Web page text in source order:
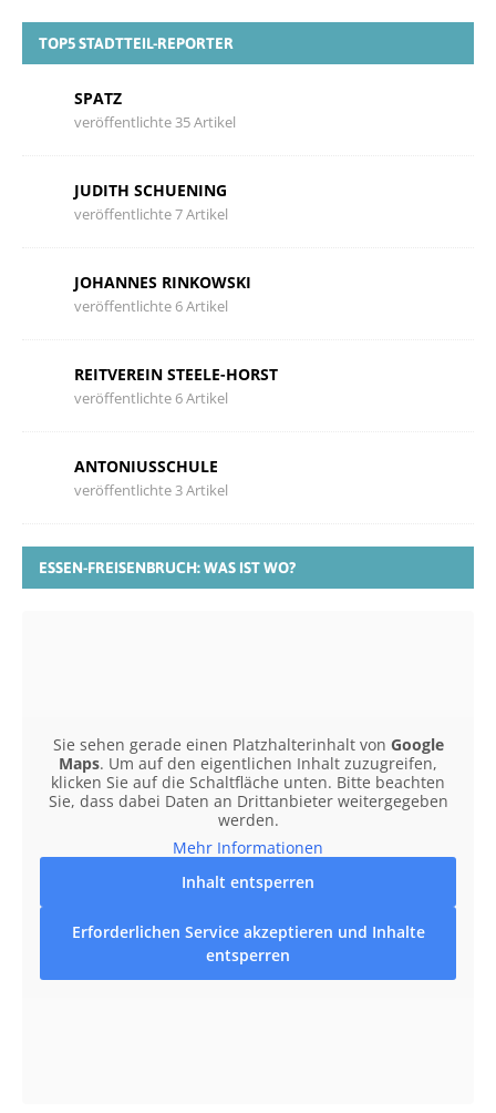
TOP5 STADTTEIL-REPORTER
SPATZ
veröffentlichte 35 Artikel
JUDITH SCHUENING
veröffentlichte 7 Artikel
JOHANNES RINKOWSKI
veröffentlichte 6 Artikel
REITVEREIN STEELE-HORST
veröffentlichte 6 Artikel
ANTONIUSSCHULE
veröffentlichte 3 Artikel
ESSEN-FREISENBRUCH: WAS IST WO?
Sie sehen gerade einen Platzhalterinhalt von Google
Maps. Um auf den eigentlichen Inhalt zuzugreifen,
klicken Sie auf die Schaltfläche unten. Bitte beachten
Sie, dass dabei Daten an Drittanbieter weitergegeben
werden.
Mehr Informationen
Inhalt entsperren
Erforderlichen Service akzeptieren und Inhalte
entsperren